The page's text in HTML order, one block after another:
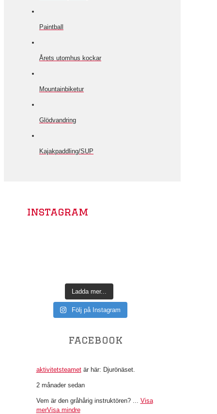
Paintball
Årets utomhus kockar
Mountainbiketur
Glödvandring
Kajakpaddling/SUP
instagram
Ladda mer...
Följ på Instagram
facebook
aktivitetsteamet är här: Djurönäset.
2 månader sedan
Vem är den gråhårig instruktören? ... Visa
merVisa mindre